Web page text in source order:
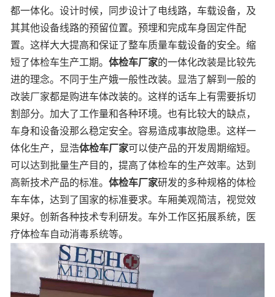
都一体化。设计时候，同步设计了电线路，车载设备，及
其其他设备线路的预留位置。预埋和完成车身固定件配
置。这样大大提高和保证了整车质量车载设备的安全。缩
短了体检车生产工期。 体检车厂家的一体化改装是比较先
进的理念。不同于生产娥一般性改装。显浩了解到一般的
改装厂家都是购进车体改装的。这样的话车上有需要拆切
割部分。加大了工作量和各种环境。也有比较大的缺点，
车身和设备没那么稳定安全。容易造成事故隐患。这样一
体化生产，显浩体检车厂家可以使产品的开发周期缩短。
可以达到批量生产目的，提高了体检车的生产效率。达到
高新技术产品的标准。 体检车厂家研发的多种规格的体检
车车体，达到了国家的标准要求。车厢美观简洁，视觉效
果好。创新各种技术专利研发。车外工作区拓展系统，医
疗体检车自动消毒系统等。